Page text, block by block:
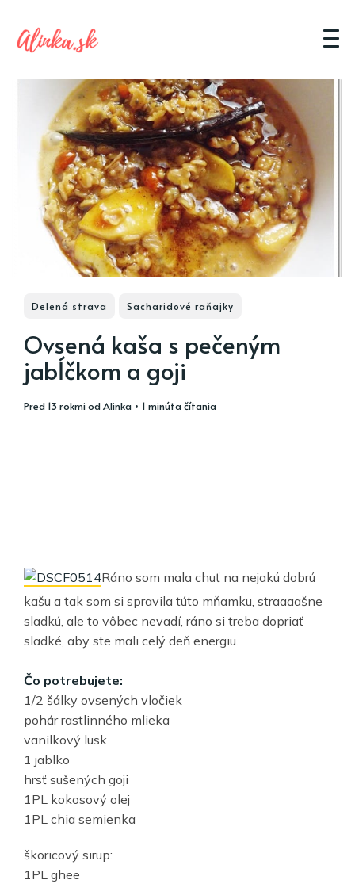
Delená strava Sacharidové raňajky
Ovsená kaša s pečeným
jabĺčkom a goji
pred 13 rokmiodAlinka • 1 minúta čítania
Ráno som mala chuť na nejakú dobrú
kašu a tak som si spravila túto mňamku, straaaašne
sladkú, ale to vôbec nevadí, ráno si treba dopriať
sladké, aby ste mali celý deň energiu.
Čo potrebujete:
1/2 šálky ovsených vločiek
pohár rastlinného mlieka
vanilkový lusk
1 jablko
hrsť sušených goji
1PL kokosový olej
1PL chia semienka
škoricový sirup:
1PL ghee